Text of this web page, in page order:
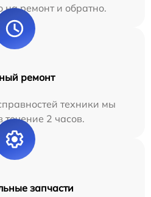
на ремонт и обратно.
ремонт
техники мы
течение 2 часов.
запчасти